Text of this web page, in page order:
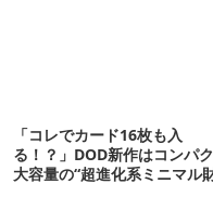
「コレでカード16枚も入
る！？」DOD新作はコンパ
大容量の“超進化系ミニマル